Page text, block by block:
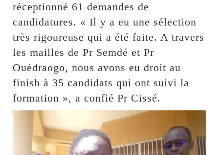
réceptionné 61 demandes de
candidatures. « Il y a eu une sélection
très rigoureuse qui a été faite. A travers
les mailles de Pr Semdé et Pr
Ouédraogo, nous avons eu droit au
finish à 35 candidats qui ont suivi la
formation », a confié Pr Cissé.